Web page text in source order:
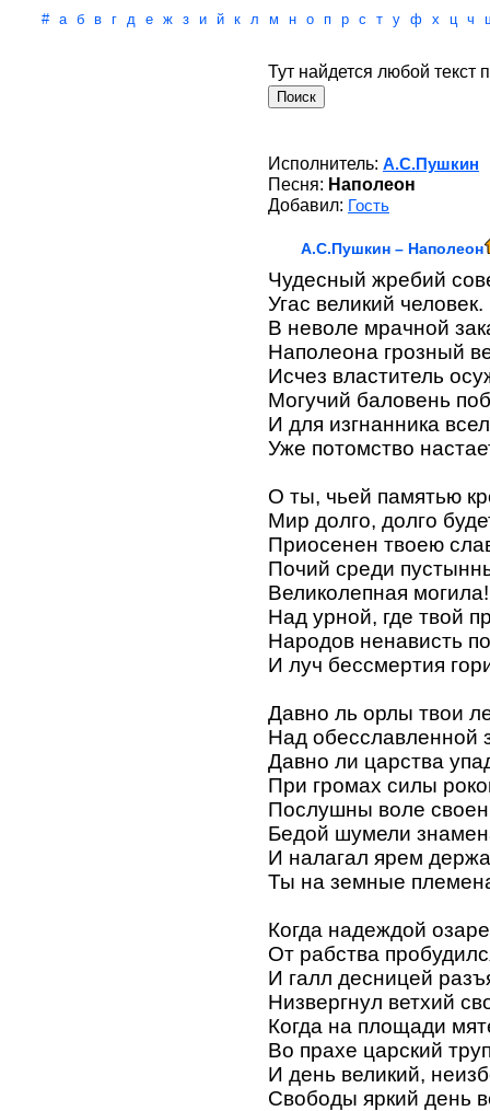
# а б в г д е ж з и й к л м н о п р с т у ф х ц ч
Тут найдется любой текст
Исполнитель: А.С.Пушкин
Песня: Наполеон
Добавил: Гость
А.С.Пушкин – Наполеон
Чудесный жребий
Угас великий человек.
В неволе мрачной
Наполеона грозный
Исчез властитель
Могучий баловень
И для изгнанника
Уже потомство
О ты, чьей памятью
Мир долго, долго
Приосенен твоею
Почий среди
Великолепная могила!
Над урной, где твой
Народов ненависть
И луч бессмертия
Давно ль орлы твои
Над обесславленной
Давно ли царства
При громах силы
Послушны воле
Бедой шумели
И налагал ярем
Ты на земные
Когда надеждой
От рабства
И галл десницей
Низвергнул ветхий
Когда на площади
Во прахе царский
И день великий,
Свободы яркий день